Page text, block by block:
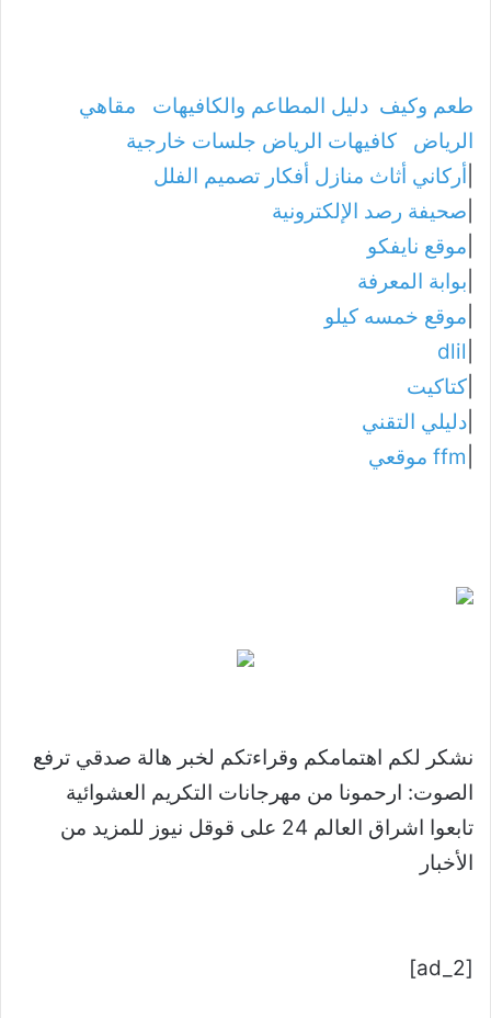
طعم وكيف دليل المطاعم والكافيهات
مقاهي
الرياض
كافيهات الرياض جلسات خارجية
أركاني أثاث منازل أفكار تصميم الفلل
صحيفة رصد الإلكترونية
موقع نايفكو
بوابة المعرفة
موقع خمسه كيلو
dlil
كتاكيت
دليلي التقني
ffm موقعي
نشكر لكم اهتمامكم وقراءتكم لخبر هالة صدقي ترفع
الصوت: ارحمونا من مهرجانات التكريم العشوائية
تابعوا اشراق العالم 24 على قوقل نيوز للمزيد من
الأخبار
[ad_2]